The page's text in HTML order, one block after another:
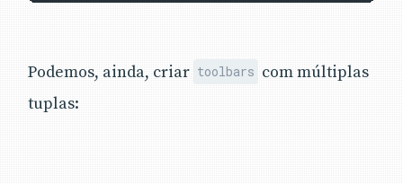
Podemos, ainda, criar toolbars com múltiplas
tuplas: